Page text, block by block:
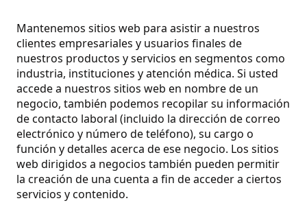
Mantenemos sitios web para asistir a nuestros
clientes empresariales y usuarios finales de
nuestros productos y servicios en segmentos como
industria, instituciones y atención médica. Si usted
accede a nuestros sitios web en nombre de un
negocio, también podemos recopilar su información
de contacto laboral (incluido la dirección de correo
electrónico y número de teléfono), su cargo o
función y detalles acerca de ese negocio. Los sitios
web dirigidos a negocios también pueden permitir
la creación de una cuenta a fin de acceder a ciertos
servicios y contenido.